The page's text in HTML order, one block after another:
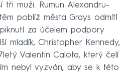
tři muži. Rumun Alexandru-
poblíž města Grays odmítl
za účelem podpory
mladík, Christopher Kennedy,
Valentin Calota, který čelí
nebyl vyzván, aby se k této